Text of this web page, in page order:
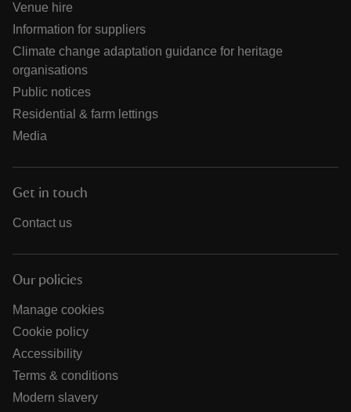
Venue hire
Information for suppliers
Climate change adaptation guidance for heritage
organisations
Public notices
Residential & farm lettings
Media
Get in touch
Contact us
Our policies
Manage cookies
Cookie policy
Accessibility
Terms & conditions
Modern slavery